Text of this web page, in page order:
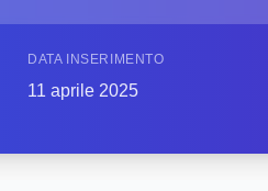
DATA INSERIMENTO
11 aprile 2025